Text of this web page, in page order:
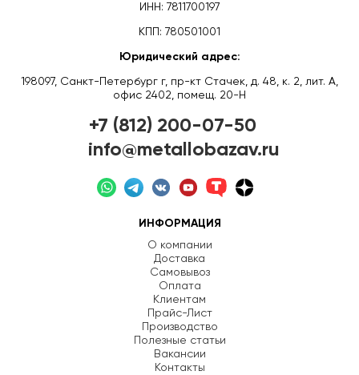
ИНН: 7811700197
КПП: 780501001
Юридический адрес:
198097, Санкт-Петербург г, пр-кт Стачек, д. 48, к. 2, лит. А,
офис 2402, помещ. 20-Н
+7 (812) 200-07-50
info@metallobazav.ru
ИНФОРМАЦИЯ
О компании
Доставка
Самовывоз
Оплата
Клиентам
Прайс-Лист
Производство
Полезные статьи
Вакансии
Контакты